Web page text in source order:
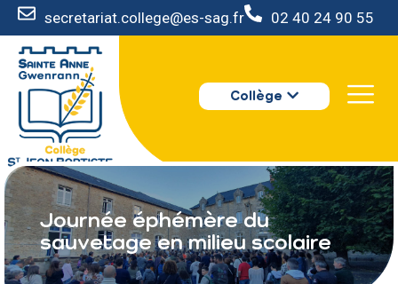
secretariat.college@es-sag.fr 02 40 24 90 55
Collège
Journée éphémère du
sauvetage en milieu scolaire
LE COLLÈGE
S’INSCRIRE
VIE AU COLLÈGE
VOTRE ESPACE
NOUS CONTACTER